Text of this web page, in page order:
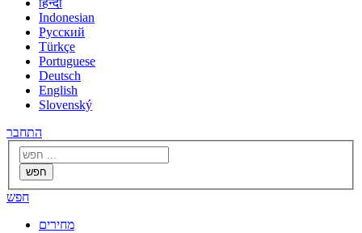
हिन्दी
Indonesian
Русский
Türkçe
Portuguese
Deutsch
English
Slovenský
התחבר
חפש
חפש
מחירים